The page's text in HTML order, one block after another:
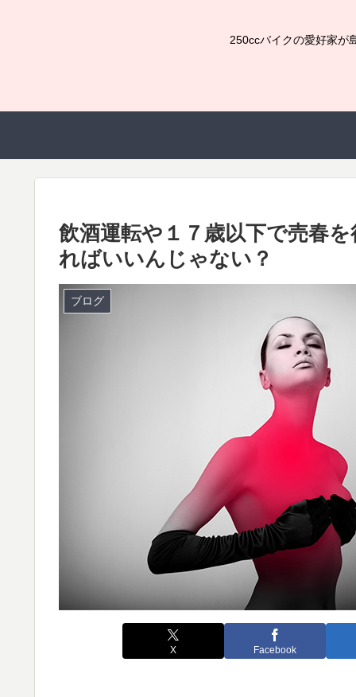
250ccバイクの愛好家が
飲酒運転や１７歳以下で売春
ればいいんじゃない？
ブログ
X Facebook